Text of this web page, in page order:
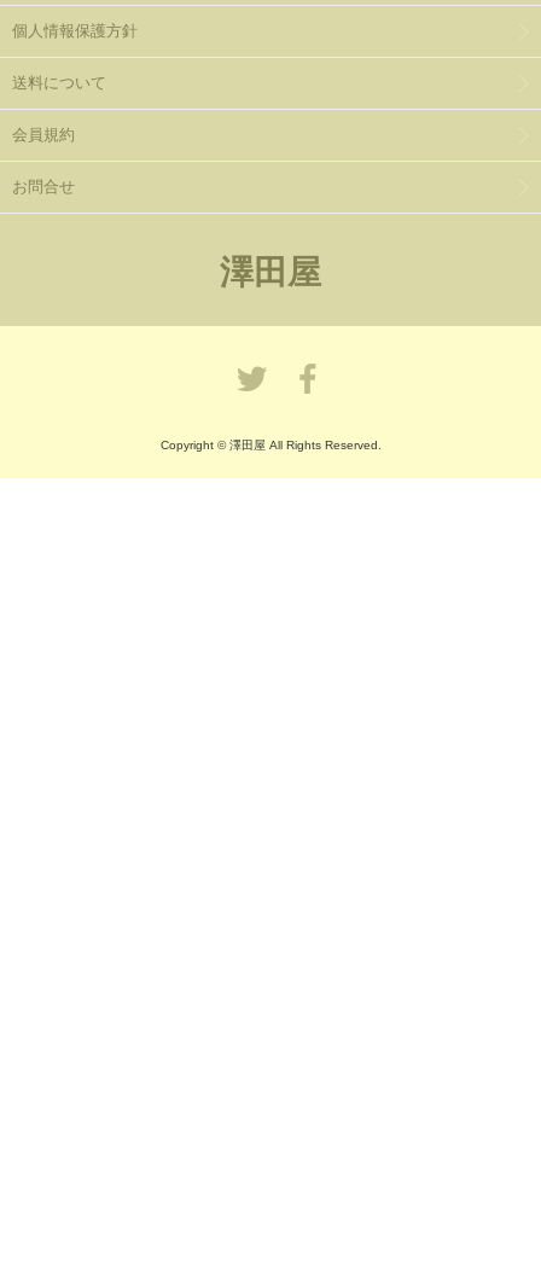
個人情報保護方針
送料について
会員規約
お問合せ
澤田屋
Copyright © 澤田屋 All Rights Reserved.